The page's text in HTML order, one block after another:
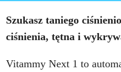
Szukasz taniego
ciśnienia, tętna i
Vitammy Next 1 to